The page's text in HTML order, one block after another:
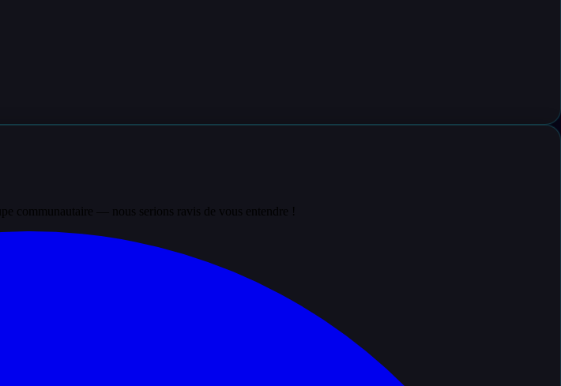
communautaire — nous serions ravis de vous entendre !